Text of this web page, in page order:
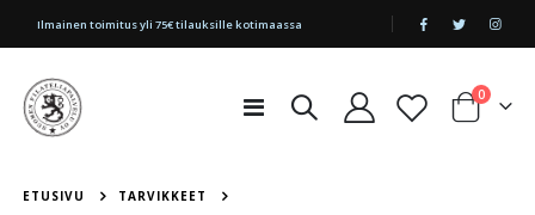
|
Ilmainen toimitus yli 75€ tilauksille kotimaassa
Toggle
Cart
0tuotetta
ETUSIVU
TARVIKKEET